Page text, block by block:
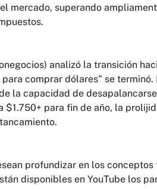
mercado, superando
analizó la transición
comprar dólares" se terminó.
la capacidad de
$1.750+ para fin de año, la
profundizar en los conceptos
disponibles en YouTube los